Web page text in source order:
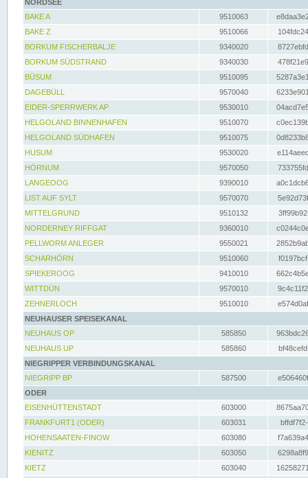
NORDSEE
BAKE A
9510063
BAKE Z
9510066
BORKUM FISCHERBALJE
9340020
BORKUM SÜDSTRAND
9340030
BÜSUM
9510095
DAGEBÜLL
9570040
EIDER-SPERRWERK AP
9530010
HELGOLAND BINNENHAFEN
9510070
HELGOLAND SÜDHAFEN
9510075
HUSUM
9530020
HÖRNUM
9570050
LANGEOOG
9390010
LIST AUF SYLT
9570070
MITTELGRUND
9510132
NORDERNEY RIFFGAT
9360010
PELLWORM ANLEGER
9550021
SCHARHÖRN
9510060
SPIEKEROOG
9410010
WITTDÜN
9570010
ZEHNERLOCH
9510010
NEUHAUSER SPEISEKANAL
NEUHAUS OP
585850
NEUHAUS UP
585860
NIEGRIPPER VERBINDUNGSKANAL
NIEGRIPP BP
587500
ODER
EISENHÜTTENSTADT
603000
FRANKFURT1 (ODER)
603031
HOHENSAATEN-FINOW
603080
KIENITZ
603050
KIETZ
603040